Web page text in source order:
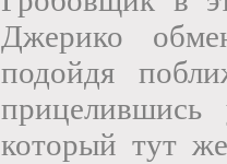
Джерико
подойдя
который тут